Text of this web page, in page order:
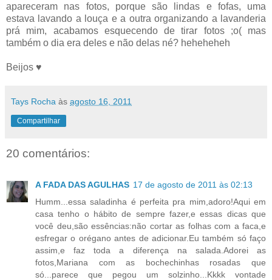
apareceram nas fotos, porque são lindas e fofas, uma
estava lavando a louça e a outra organizando a lavanderia
prá mim, acabamos esquecendo de tirar fotos ;o( mas
também o dia era deles e não delas né? heheheheh
Beijos ♥
Tays Rocha às agosto 16, 2011
Compartilhar
20 comentários:
A FADA DAS AGULHAS 17 de agosto de 2011 às 02:13
Humm...essa saladinha é perfeita pra mim,adoro!Aqui em
casa tenho o hábito de sempre fazer,e essas dicas que
você deu,são essências:não cortar as folhas com a faca,e
esfregar o orégano antes de adicionar.Eu também só faço
assim,e faz toda a diferença na salada.Adorei as
fotos,Mariana com as bochechinhas rosadas que
só...parece que pegou um solzinho...Kkkk vontade